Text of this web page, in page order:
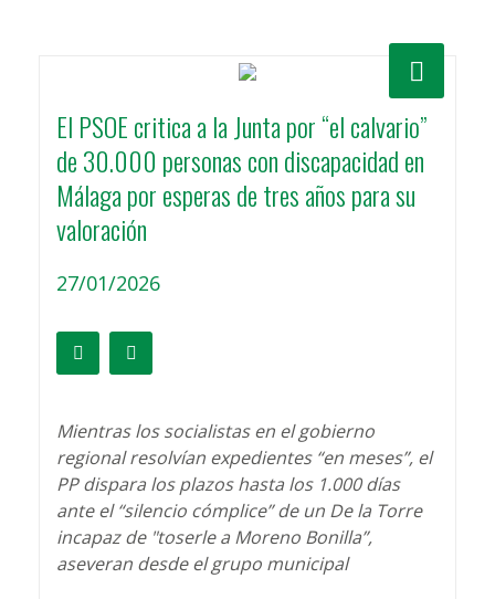
El PSOE critica a la Junta por “el calvario”
de 30.000 personas con discapacidad en
Málaga por esperas de tres años para su
valoración
27/01/2026
Mientras los socialistas en el gobierno
regional resolvían expedientes “en meses”, el
PP dispara los plazos hasta los 1.000 días
ante el “silencio cómplice” de un De la Torre
incapaz de "toserle a Moreno Bonilla”,
aseveran desde el grupo municipal